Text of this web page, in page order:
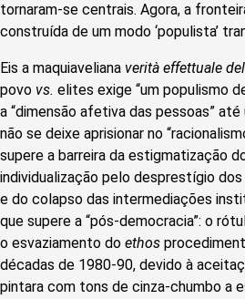
tornaram-se centrais. Agora, a
construída de um modo ‘populista’
Eis a maquiaveliana verità effettuale
povo vs. elites exige “um populismo
a “dimensão afetiva das pessoas”
não se deixe aprisionar no
supere a barreira da estigmatização
individualização pelo desprestígio
e do colapso das intermediações
que supere a “pós-democracia”: o
o esvaziamento do ethos
décadas de 1980-90, devido à
pintara com tons de cinza-chumbo a